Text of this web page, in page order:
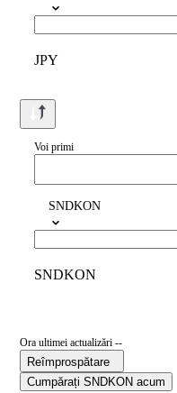
JPY
Voi primi
SNDKON
SNDKON
Ora ultimei actualizări --
Reîmprospătare
Cumpărați SNDKON acum